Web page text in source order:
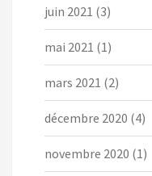
juin 2021 (3)
mai 2021 (1)
mars 2021 (2)
décembre 2020 (4)
novembre 2020 (1)